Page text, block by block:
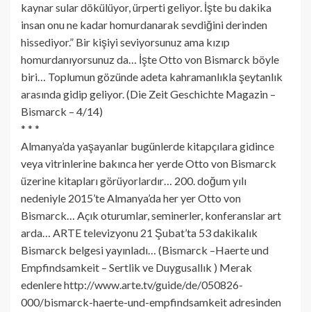
kaynar sular dökülüyor, ürperti geliyor. İşte bu dakika
insan onu ne kadar homurdanarak sevdiğini derinden
hissediyor.” Bir kişiyi seviyorsunuz ama kızıp
homurdanıyorsunuz da… İşte Otto von Bismarck böyle
biri… Toplumun gözünde adeta kahramanlıkla şeytanlık
arasında gidip geliyor. (Die Zeit Geschichte Magazin –
Bismarck – 4/14)
* * *
Almanya’da yaşayanlar bugünlerde kitapçılara gidince
veya vitrinlerine bakınca her yerde Otto von Bismarck
üzerine kitapları görüyorlardır… 200. doğum yılı
nedeniyle 2015’te Almanya’da her yer Otto von
Bismarck… Açık oturumlar, seminerler, konferanslar art
arda… ARTE televizyonu 21 Şubat’ta 53 dakikalık
Bismarck belgesi yayınladı… (Bismarck –Haerte und
Empfindsamkeit – Sertlik ve Duygusallık ) Merak
edenlere http://www.arte.tv/guide/de/050826-
000/bismarck-haerte-und-empfindsamkeit adresinden